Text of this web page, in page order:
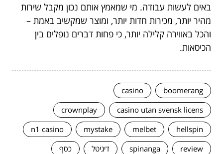
באים לעשות עבודה. מי שמאמץ אותם נכון מקבל שירות
מהיר יותר, מכירות חדות יותר, ומוצר שמקשיב באמת –
והכל באווירה קלילה יותר, כי פחות דברים נופלים בין
הכיסאות.
boomerang
casino
casino utan svensk licens
crownplay
hellspin
melbet
mystake
n1 casino
review
spinanga דיגיטל כסף